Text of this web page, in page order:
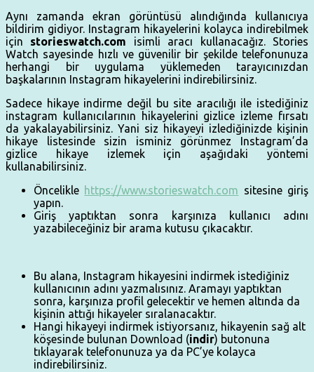
Aynı zamanda ekran görüntüsü alındığında kullanıcıya
bildirim gidiyor. Instagram hikayelerini kolayca indirebilmek
için storieswatch.com isimli aracı kullanacağız. Stories
Watch sayesinde hızlı ve güvenilir bir şekilde telefonunuza
herhangi bir uygulama yüklemeden tarayıcınızdan
başkalarının Instagram hikayelerini indirebilirsiniz.
Sadece hikaye indirme değil bu site aracılığı ile istediğiniz
instagram kullanıcılarının hikayelerini gizlice izleme fırsatı
da yakalayabilirsiniz. Yani siz hikayeyi izlediğinizde kişinin
hikaye listesinde sizin isminiz görünmez Instagram’da
gizlice hikaye izlemek için aşağıdaki yöntemi
kullanabilirsiniz.
Öncelikle https://www.storieswatch.com sitesine giriş
yapın.
Giriş yaptıktan sonra karşınıza kullanıcı adını
yazabileceğiniz bir arama kutusu çıkacaktır.
Bu alana, Instagram hikayesini indirmek istediğiniz
kullanıcının adını yazmalısınız. Aramayı yaptıktan
sonra, karşınıza profil gelecektir ve hemen altında da
kişinin attığı hikayeler sıralanacaktır.
Hangi hikayeyi indirmek istiyorsanız, hikayenin sağ alt
köşesinde bulunan Download (indir) butonuna
tıklayarak telefonunuza ya da PC’ye kolayca
indirebilirsiniz.